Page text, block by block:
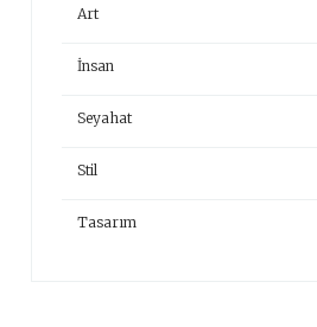
Art
İnsan
Seyahat
Stil
Tasarım